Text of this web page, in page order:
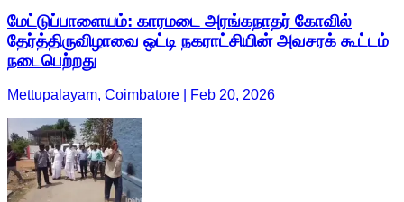
மேட்டுப்பாளையம்: காரமடை அரங்கநாதர் கோவில்
தேர்த்திருவிழாவை ஒட்டி நகராட்சியின் அவசரக் கூட்டம்
நடைபெற்றது
Mettupalayam, Coimbatore | Feb 20, 2026